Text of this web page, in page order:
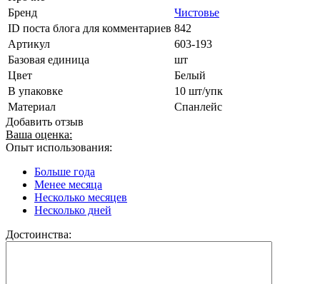
Бренд
Чистовье
ID поста блога для комментариев 842
Артикул
603-193
Базовая единица
шт
Цвет
Белый
В упаковке
10 шт/упк
Материал
Спанлейс
Добавить отзыв
Ваша оценка:
Опыт использования:
Больше года
Менее месяца
Несколько месяцев
Несколько дней
Достоинства: